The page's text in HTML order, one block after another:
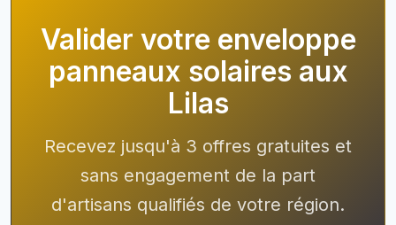
Valider votre enveloppe
panneaux solaires aux
Lilas
Recevez jusqu'à 3 offres gratuites et
sans engagement de la part
d'artisans qualifiés de votre région.